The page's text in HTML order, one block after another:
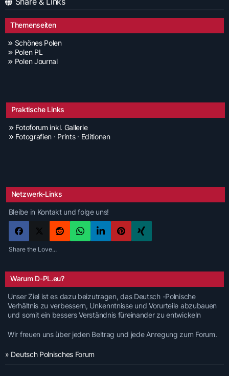
Themenseiten
Schönes Polen
Polen PL
Polen Journal
Praktische Links
Fotoforum inkl. Gallerie
Fotografien · Prints · Editionen
Netzwerk-Links
Bleibe in Kontakt und folge uns!
Share the Love...
Warum D-PL.eu?
Unser Ziel ist es dazu beizutragen, das Deutsch -Polnische
Verhältnis zu verbessern, Unkenntnisse und Vorurteile abzubauen
und somit ein bessers Verständnis füreinander zu entwickeln
Wir freuen uns über jeden Beitrag und jede Anregung zum Forum.
» Deutsch Polnisches Forum